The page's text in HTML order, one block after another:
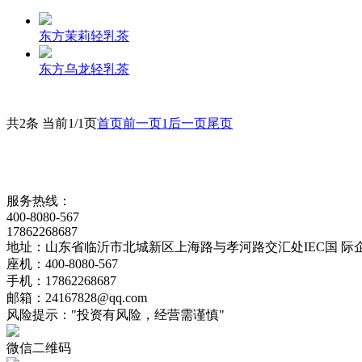
东方茉莉轻乳茶
东方乌龙轻乳茶
共2条 当前1/1页首页前一页1 后一页尾页
服务热线：
400-8080-567
17862268687
地址：山东省临沂市北城新区上海路与孝河路交汇处IEC国 际
座机：400-8080-567
手机：17862268687
邮箱：24167828@qq.com
风险提示："投资有风险，经营需谨慎"
微信二维码